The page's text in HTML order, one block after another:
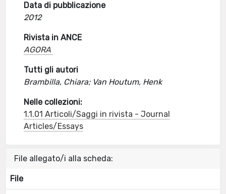
Data di pubblicazione
2012
Rivista in ANCE
AGORA
Tutti gli autori
Brambilla, Chiara; Van Houtum, Henk
Nelle collezioni:
1.1.01 Articoli/Saggi in rivista - Journal
Articles/Essays
File allegato/i alla scheda:
File